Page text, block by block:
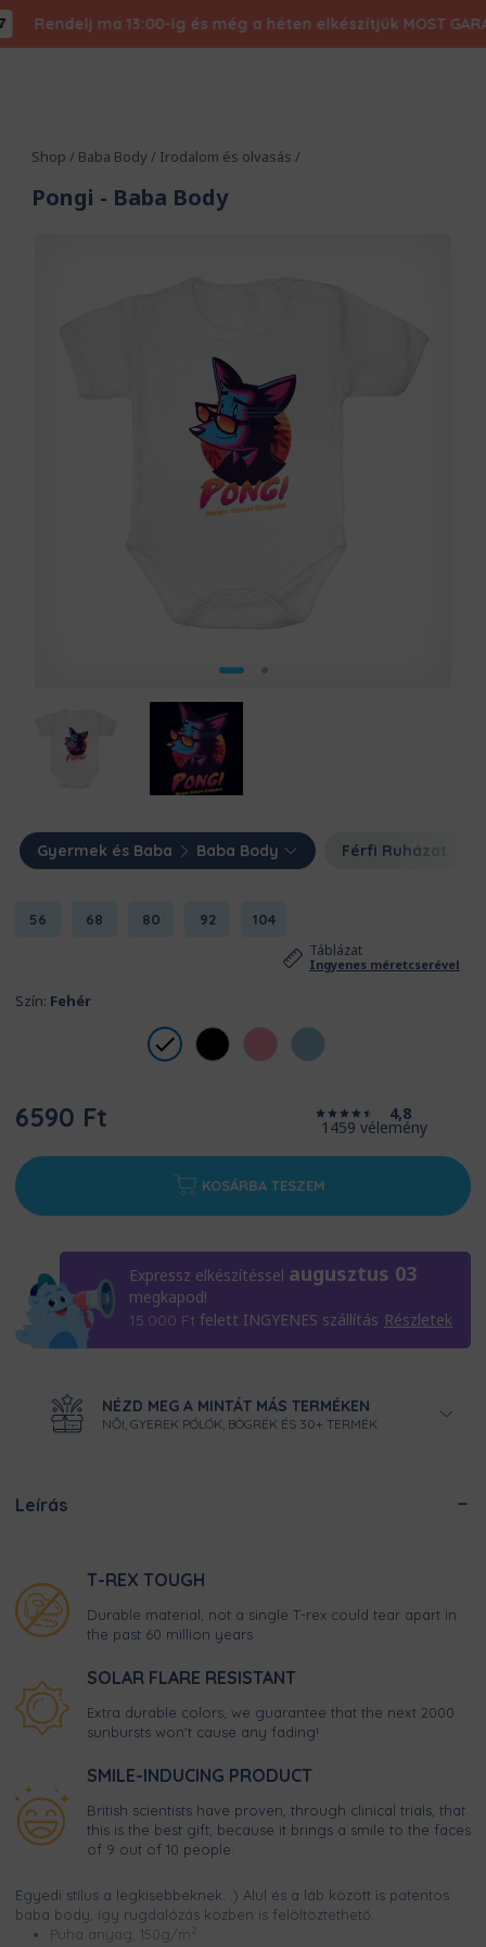
Rendelj ma 13:00-ig és még a héten elkészítjük MOST
Shop / Baba Body / Irodalom és olvasás /
Pongi - Baba Body
Gyermek és Baba Baba Body Férfi Ruházat
56 68 80 92 104
Táblázat
Ingyenes méretcserével
Szín: Fehér
6590 Ft 4,8
1459 vélemény
KOSÁRBA TESZEM
Expressz elkészítéssel augusztus 03
megkapod!
15.000 Ft felett INGYENES szállítás Részletek
NÉZD MEG A MINTÁT MÁS TERMÉKEN
NŐI, GYEREK PÓLÓK, BÖGRÉK ÉS 30+ TERMÉK
Leírás
T-REX TOUGH
Durable material, not a single T-rex could tear apart in
the past 60 million years
SOLAR FLARE RESISTANT
Extra durable colors, we guarantee that the next 2000
sunbursts won't cause any fading!
SMILE-INDUCING PRODUCT
British scientists have proven, through clinical trials, that
this is the best gift, because it brings a smile to the faces
of 9 out of 10 people.
Egyedi stílus a legkisebbeknek. :) Alul és a láb között is patentos
baba body, így rugdalózás közben is felöltöztethető.
Puha anyag, 150g/m 2